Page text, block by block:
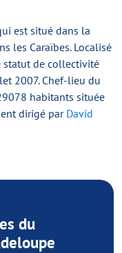
est situé dans la
les Caraïbes. Localisé
statut de collectivité
2007. Chef-lieu du
habitants située
dirigé par David
du